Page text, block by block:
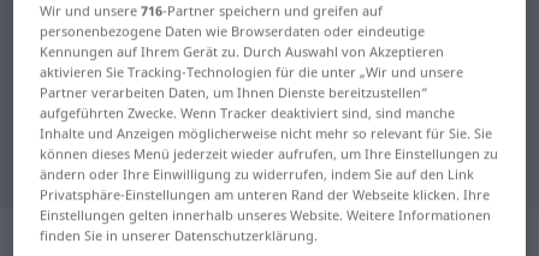
Deutsch-Chinesisch Übersetzung
für "zusammentun"
"zusammentun" Chinesisch
Übersetzung
„zusammentun“
Wir und unsere716-Partner speichern und greifen auf
personenbezogene Daten wie Browserdaten oder eindeutige
Kennungen auf Ihrem Gerät zu. Durch Auswahl von Akzeptieren
aktivieren Sie Tracking-Technologien für die unter „Wir und unsere
Partner verarbeiten Daten, um Ihnen Dienste bereitzustellen“
aufgeführten Zwecke. Wenn Tracker deaktiviert sind, sind manche
Inhalte und Anzeigen möglicherweise nicht mehr so relevant für Sie. Sie
können dieses Menü jederzeit wieder aufrufen, um Ihre Einstellungen zu
ändern oder Ihre Einwilligung zu widerrufen, indem Sie auf den Link
Privatsphäre-Einstellungen am unteren Rand der Webseite klicken. Ihre
Einstellungen gelten innerhalb unseres Website. Weitere Informationen
finden Sie in unserer Datenschutzerklärung.